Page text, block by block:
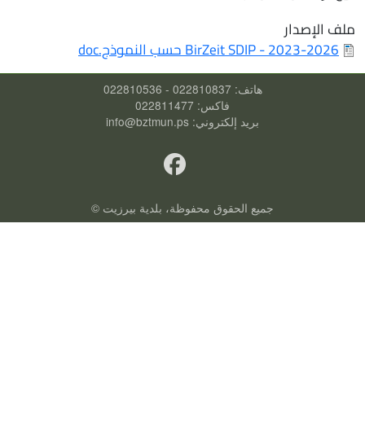
ملف الإصدار
BirZeit SDIP - 2023-2026 حسب النموذج.doc
هاتف: 022810837 - 022810536
فاكس: 022811477
بريد إلكتروني: info@bztmun.ps
جميع الحقوق محفوظة، بلدية بيرزيت ©